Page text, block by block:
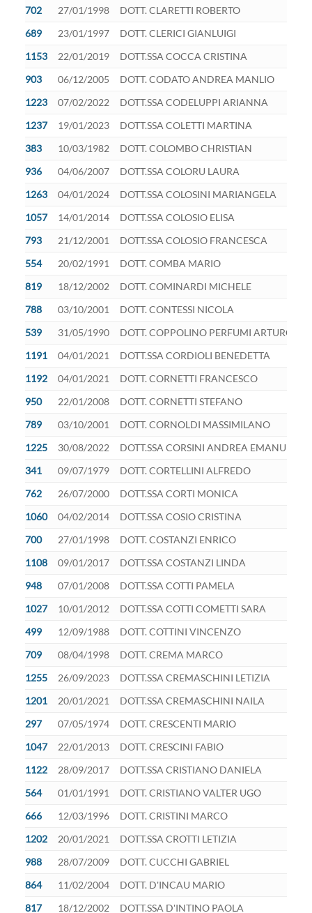
702 27/01/1998
DOTT. CLARETTI ROBERTO
689
23/01/1997
DOTT. CLERICI GIANLUIGI
1153
22/01/2019
DOTT.SSA COCCA CRISTINA
903
06/12/2005
DOTT. CODATO ANDREA MANLIO
1223
07/02/2022
DOTT.SSA CODELUPPI ARIANNA
1237
19/01/2023
DOTT.SSA COLETTI MARTINA
383
10/03/1982
DOTT. COLOMBO CHRISTIAN
936
04/06/2007
DOTT.SSA COLORU LAURA
1263
04/01/2024
DOTT.SSA COLOSINI MARIANGELA
1057
14/01/2014
DOTT.SSA COLOSIO ELISA
793
21/12/2001
DOTT.SSA COLOSIO FRANCESCA
554
20/02/1991
DOTT. COMBA MARIO
819
18/12/2002
DOTT. COMINARDI MICHELE
788
03/10/2001
DOTT. CONTESSI NICOLA
539
31/05/1990
DOTT. COPPOLINO PERFUMI ARTURO
1191
04/01/2021
DOTT.SSA CORDIOLI BENEDETTA
1192
04/01/2021
DOTT. CORNETTI FRANCESCO
950
22/01/2008
DOTT. CORNETTI STEFANO
789
03/10/2001
DOTT. CORNOLDI MASSIMILANO
1225
30/08/2022
DOTT.SSA CORSINI ANDREA EMANUELA
341
09/07/1979
DOTT. CORTELLINI ALFREDO
762
26/07/2000
DOTT.SSA CORTI MONICA
1060
04/02/2014
DOTT.SSA COSIO CRISTINA
700
27/01/1998
DOTT. COSTANZI ENRICO
1108
09/01/2017
DOTT.SSA COSTANZI LINDA
948
07/01/2008
DOTT.SSA COTTI PAMELA
1027
10/01/2012
DOTT.SSA COTTI COMETTI SARA
499
12/09/1988
DOTT. COTTINI VINCENZO
709
08/04/1998
DOTT. CREMA MARCO
1255
26/09/2023
DOTT.SSA CREMASCHINI LETIZIA
1201
20/01/2021
DOTT.SSA CREMASCHINI NAILA
297
07/05/1974
DOTT. CRESCENTI MARIO
1047
22/01/2013
DOTT. CRESCINI FABIO
1122
28/09/2017
DOTT.SSA CRISTIANO DANIELA
564
01/01/1991
DOTT. CRISTIANO VALTER UGO
666
12/03/1996
DOTT. CRISTINI MARCO
1202
20/01/2021
DOTT.SSA CROTTI LETIZIA
988
28/07/2009
DOTT. CUCCHI GABRIEL
864
11/02/2004
DOTT. D'INCAU MARIO
817
18/12/2002
DOTT.SSA D'INTINO PAOLA